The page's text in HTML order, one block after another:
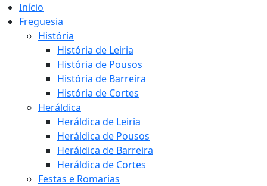
Início
Freguesia
História
História de Leiria
História de Pousos
História de Barreira
História de Cortes
Heráldica
Heráldica de Leiria
Heráldica de Pousos
Heráldica de Barreira
Heráldica de Cortes
Festas e Romarias